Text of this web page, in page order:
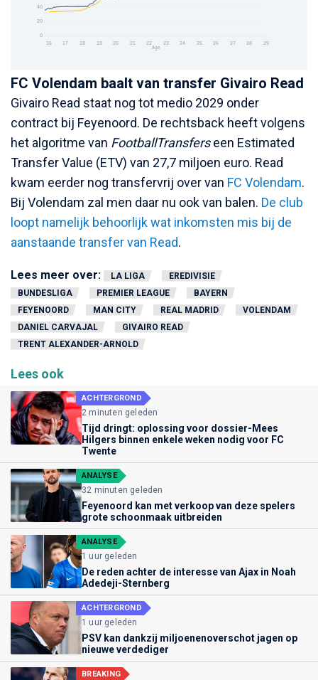
FC Volendam baalt van transfer Givairo Read
Givairo Read staat nog tot medio 2029 onder
contract bij Feyenoord. De rechtsback heeft volgens
het algoritme van FootballTransferseen Estimated
Transfer Value (ETV) van 27,7 miljoen euro. Read
kwam eerder nog transfervrij over van FC Volendam.
Bij Volendam zal men daar nu ook van balen. De club
loopt namelijk behoorlijk wat inkomsten mis bij de
aanstaande transfer van Read.
Lees meer over: LA LIGA
EREDIVISIE
BUNDESLIGA
PREMIER LEAGUE
BAYERN
FEYENOORD
MAN CITY REAL MADRID
VOLENDAM
DANIEL CARVAJAL
GIVAIRO READ
TRENT ALEXANDER-ARNOLD
Lees ook
ACHTERGROND
2 minuten geleden
Tijd dringt: oplossing voor dossier-Mees
Hilgers binnen enkele weken nodig voor FC
Twente
ANALYSE
32 minuten geleden
Feyenoord kan met verkoop van deze spelers
grote schoonmaak uitbreiden
ANALYSE
1 uur geleden
De reden achter de interesse van Ajax in Noah
Adedeji-Sternberg
ACHTERGROND
1 uur geleden
PSV kan dankzij miljoenenoverschot jagen op
nieuwe verdediger
BREAKING